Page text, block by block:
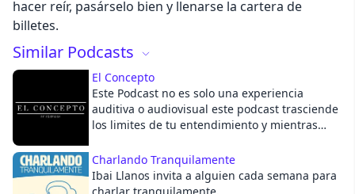
hacer reír, pasárselo bien y llenarse la cartera de
billetes.
Similar Podcasts
El Concepto
Este Podcast no es solo una experiencia
auditiva o audiovisual este podcast trasciende
los limites de tu entendimiento y mientras
Concepto mayor, antes acabaras entendiendo.
Tu solo ponte cómodo y disfruta.
Charlando Tranquilamente
Ibai Llanos invita a alguien cada semana para